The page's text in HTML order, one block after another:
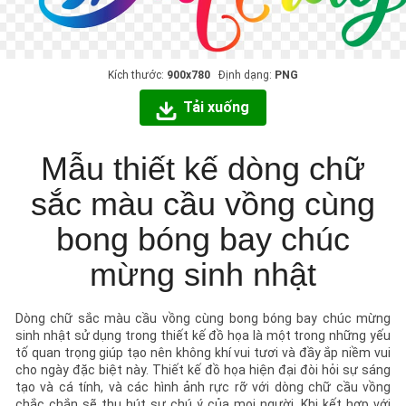
Kích thước: 900x780 Định dạng: PNG
Tải xuống
Mẫu thiết kế dòng chữ
sắc màu cầu vồng cùng
bong bóng bay chúc
mừng sinh nhật
Dòng chữ sắc màu cầu vồng cùng bong bóng bay chúc mừng
sinh nhật sử dụng trong thiết kế đồ họa là một trong những yếu
tố quan trọng giúp tạo nên không khí vui tươi và đầy ắp niềm vui
cho ngày đặc biệt này. Thiết kế đồ họa hiện đại đòi hỏi sự sáng
tạo và cá tính, và các hình ảnh rực rỡ với dòng chữ cầu vồng